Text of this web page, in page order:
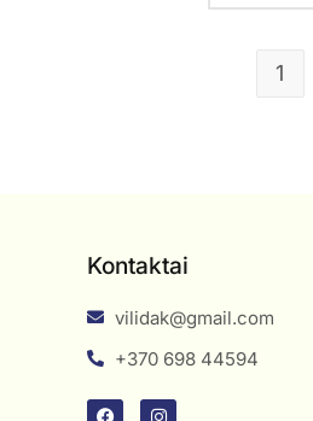
1
Kontaktai
vilidak@gmail.com
+370 698 44594